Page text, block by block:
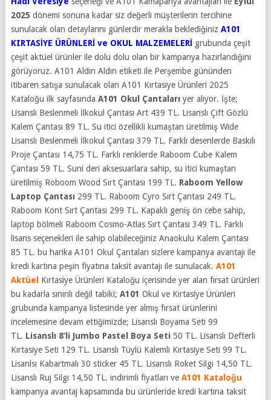
2025 dönemi sonuna kadar siz değerli müşterilerin tercihine
sunulacak olan detaylarını günlerdir merakla beklediğiniz A101
KIRTASİYE ÜRÜNLERİ ve OKUL MALZEMELERİ grubunda çeşit
çeşit aktüel ürünler ile dolu dolu olan bir kampanya hazırlandığını
görüyoruz. A101 Aldın Aldın etiketi ile Perşembe gününden
itibaren satışa sunulacak olan A101 Kırtasiye Ürünleri 2025
Kataloğu ilk sayfasında A101 Okul Çantaları yer alıyor. İşte;
Lisanslı Beslenmeli İlkokul Çantası Art 439 TL. Lisanslı Çift Gözlü
Kalem Çantası 89 TL. Su itici özellikli kumaştan üretilmiş Wide
Lisanslı Beslenmeli İlkokul Çantası 379 TL. Farklı desenlerde Baskılı
Proje Çantası 14,75 TL. Farklı renklerde Raboom Cube Kalem
Çantası 59 TL. Suni deri aksesuarlara sahip, su itici kumaştan
üretilmiş Roboom Wood Sırt Çantası 199 TL. Raboom Yellow
Laptop Çantası 299 TL. Raboom Cyro Sırt Çantası 249 TL.
Raboom Kont Sırt Çantası 299 TL. Kapaklı geniş ön cebe sahip,
laptop bölmeli Raboom Cosmo-Atlas Sırt Çantası 349 TL. Farklı
lisans seçenekleri ile sahip olabileceğiniz Anaokulu Kalem Çantası
85 TL. bu harika A101 Okul Çantaları sizlere kampanya avantajı ile
kredi kartına peşin fiyatına taksit avantajı ile sunulacak. A101
Aktüel
Kırtasiye Ürünleri Kataloğu içerisinde yer alan fırsat ürünleri
bu kadarla sınırılı değil tabiki; A101 Okul ve Kırtasiye Ürünleri
grubunda kampanya listesinde yer almış fırsat ürünlerini
incelemesine devam ettiğimizde; Lisanslı Boyama Seti 99
TL. Lisanslı 8’li Jumbo Pastel Boya Seti 50 TL. Lisanslı Defterli
Kırtasiye Seti 129 TL. Lisanslı Tüylü Kalemli Kırtasiye Seti 99 TL.
Lisanlsı Kabartmalı 30 sticker 45 TL. Lisanslı Roket Silgi 14,50 TL.
Lisanslı Ruj Silgi 14,50 TL. indirimli fiyatları ve A101 Kataloğu
kampanya avantaj kapsamında bu ürünleride kredi kartına taksit